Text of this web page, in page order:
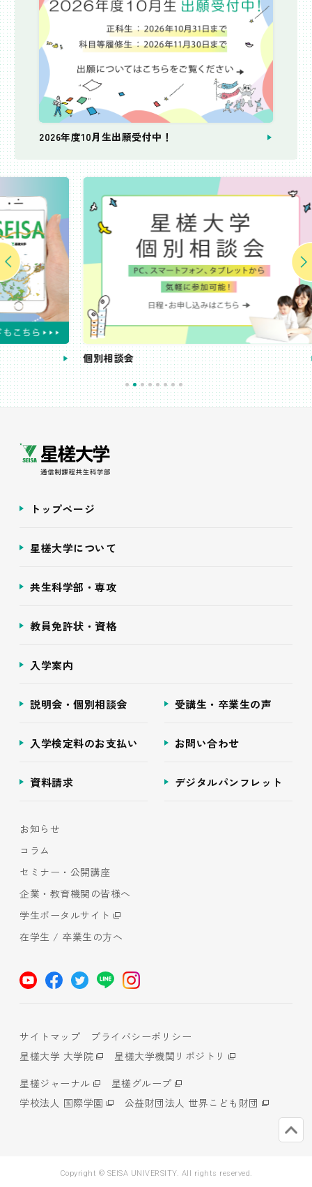
2026年度10月生出願受付中！
個別相談会 受
トップページ
星槎大学について
共生科学部・専攻
教員免許状・資格
入学案内
説明会・個別相談会 受講生・卒業生の声
入学検定料のお支払い お問い合わせ
資料請求 デジタルパンフレット
お知らせ
コラム
セミナー・公開講座
企業・教育機関の皆様へ
学生ポータルサイト
在学生 / 卒業生の方へ
サイトマップ
プライバシーポリシー
星槎大学 大学院
星槎大学機関リポジトリ
星槎ジャーナル
星槎グループ
学校法人 国際学園
公益財団法人 世界こども財団
Copyright © SEISA UNIVERSITY. All rights reserved.